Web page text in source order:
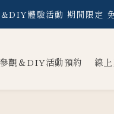
&DIY體驗活動 期間限定
&DIY體驗活動 期間限定
&DIY體驗活動 期間限定
觀＆DIY活動預約 線